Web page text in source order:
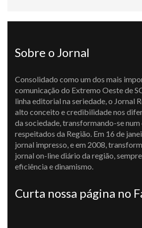
Sobre o Jornal
Consolidado como um dos mais
comunicação do Extremo Oeste de
linha editorial na seriedade, o Jornal
alto conceito e credibilidade nos
da sociedade, transformando-se num
respeitados da Região. Em 16 de
jornal impresso, e em 2008,
jornal on-line diário da região,
eficiência e dinamismo.
Curta nossa página no